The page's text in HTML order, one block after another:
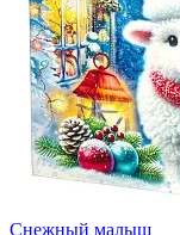
Снежный малыш